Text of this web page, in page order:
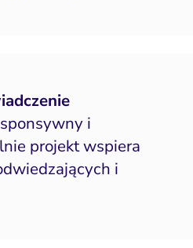
i
projekt wspiera
i